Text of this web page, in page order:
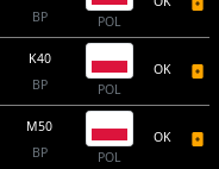
BP POL
K40
BP
POL
OK
M50
BP
POL
OK